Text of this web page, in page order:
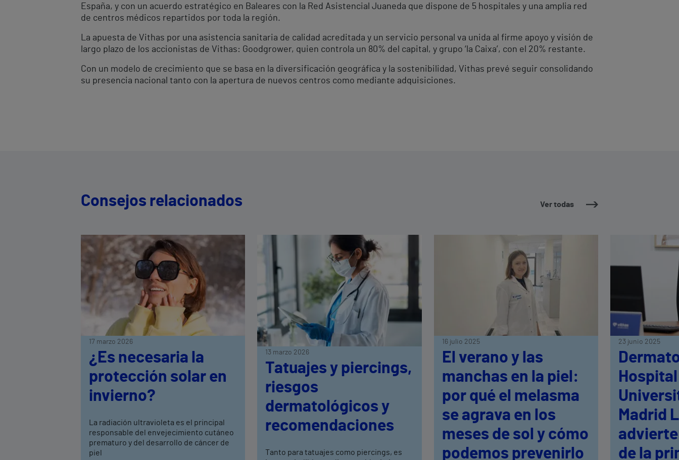
España, y con un acuerdo estratégico en Baleares con la Red Asistencial Juaneda que dispone de 5 hospitales y una amplia red
de centros médicos repartidos por toda la región.
La apuesta de Vithas por una asistencia sanitaria de calidad acreditada y un servicio personal va unida al firme apoyo y visión de
largo plazo de los accionistas de Vithas: Goodgrower, quien controla un 80% del capital, y grupo ‘la Caixa’, con el 20% restante.
Con un modelo de crecimiento que se basa en la diversificación geográfica y la sostenibilidad, Vithas prevé seguir consolidando
su presencia nacional tanto con la apertura de nuevos centros como mediante adquisiciones.
Consejos relacionados Ver todas
17 marzo 2026
¿Es necesaria la
protección solar en
invierno?
La radiación ultravioleta es el principal
responsable del envejecimiento cutáneo
prematuro y del desarrollo de cáncer de
piel
13 marzo 2026
Tatuajes y piercings,
riesgos
dermatológicos y
recomendaciones
Tanto para tatuajes como piercings, es
16 julio 2025
El verano y las
manchas en la piel:
por qué el melasma
se agrava en los
meses de sol y cómo
podemos prevenirlo
23 junio 2025
Hospital
Madrid
de la